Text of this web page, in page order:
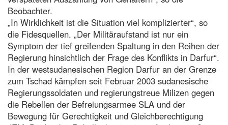
Beobachter.
„In Wirklichkeit ist die Situation viel komplizierter“, so
die Fidesquellen. „Der Militäraufstand ist nur ein
Symptom der tief greifenden Spaltung in den Reihen der
Regierung hinsichtlich der Frage des Konflikts in Darfur“.
In der westsudanesischen Region Darfur an der Grenze
zum Tschad kämpfen seit Februar 2003 sudanesische
Regierungssoldaten und regierungstreue Milizen gegen
die Rebellen der Befreiungsarmee SLA und der
Bewegung für Gerechtigkeit und Gleichberechtigung